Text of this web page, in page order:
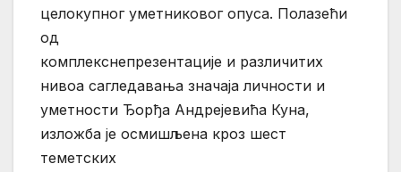
целокупног уметниковог опуса. Полазећи
од
комплекснепрезентације и различитих
нивоа сагледавања значаја личности и
уметности Ђорђа Андрејевића Куна,
изложба је осмишљена кроз шест
теметских